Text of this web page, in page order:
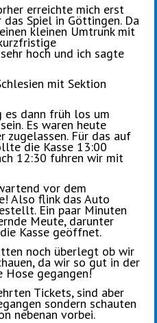
erreichte mich erst
Spiel in Göttingen. Da
kleinen Umtrunk mit
hoch und ich sagte
mit Sektion
es dann früh los um
Es waren heute
zugelassen. Für das auf
die Kasse 13:00
12:30 fuhren wir mit
vor dem
Also flink das Auto
Ein paar Minuten
Meute, darunter
Kasse geöffnet.
noch überlegt ob wir
da wir so gut in der
Hose gegangen!
Tickets, sind aber
sondern schauten
nebenan vorbei.